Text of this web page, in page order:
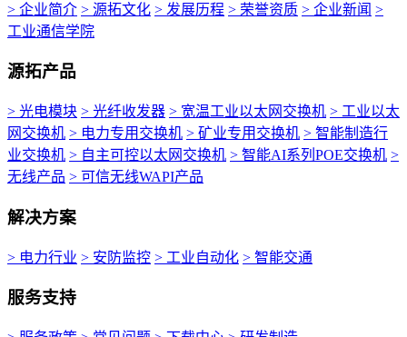
> 企业简介 > 源拓文化 > 发展历程 > 荣誉资质 > 企业新闻 >
工业通信学院
源拓产品
> 光电模块 > 光纤收发器 > 宽温工业以太网交换机 > 工业以太
网交换机 > 电力专用交换机 > 矿业专用交换机 > 智能制造行
业交换机 > 自主可控以太网交换机 > 智能AI系列POE交换机 >
无线产品 > 可信无线WAPI产品
解决方案
> 电力行业 > 安防监控 > 工业自动化 > 智能交通
服务支持